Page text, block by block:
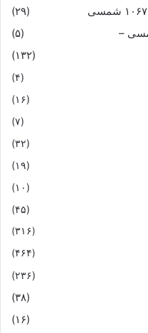
(۲۹)
(۵)
(۱۳۲)
(۴)
(۱۶)
(۷)
(۳۲)
(۱۹)
(۱۰)
(۴۵)
(۳۱۶)
(۴۶۴)
(۲۳۶)
(۳۸)
(۱۶)